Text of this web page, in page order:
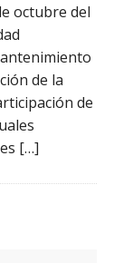
octubre del
de la
de
[…]